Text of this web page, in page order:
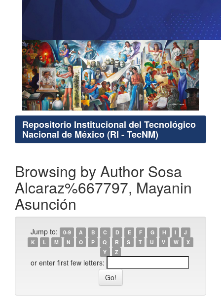
Repositorio Institucional del Tecnológico
Nacional de México (RI - TecNM)
Browsing by Author Sosa
Alcaraz%667797, Mayanin
Asunción
Jump to: 0-9 A B C D E F G H I
J
K
L M N O P Q R S T U V W
X
Y
Z
or enter first few letters: